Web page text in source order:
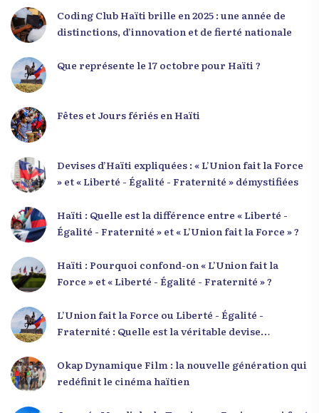
communautés, à investir dans leur formation et à
développer un leadership intègre. Appel à un
Coding Club Haïti brille en 2025 : une année de
distinctions, d’innovation et de fierté nationale
Que représente le 17 octobre pour Haïti ?
Fêtes et Jours fériés en Haïti
Devises d’Haïti expliquées : « L’Union fait la Force
» et « Liberté - Égalité - Fraternité » démystifiées
Haïti : Quelle est la différence entre « Liberté -
Égalité - Fraternité » et « L’Union fait la Force » ?
Haïti : Pourquoi confond-on « L’Union fait la
Force » et « Liberté - Égalité - Fraternité » ?
L’Union fait la Force ou Liberté - Égalité -
Fraternité : Quelle est la véritable devise
Okap Dynamique Film : la nouvelle génération qui
redéfinit le cinéma haïtien